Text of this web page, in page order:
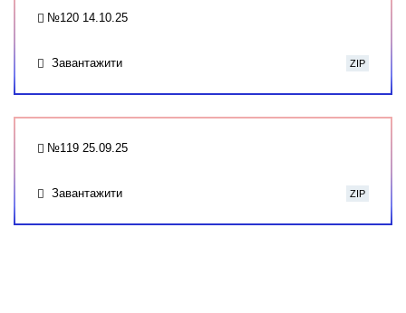
№120 14.10.25
Завантажити ZIP
№119 25.09.25
Завантажити ZIP